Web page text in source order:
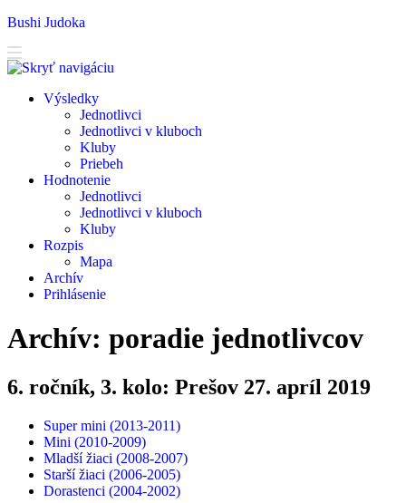
Bushi Judoka
Výsledky
Jednotlivci
Jednotlivci v kluboch
Kluby
Priebeh
Hodnotenie
Jednotlivci
Jednotlivci v kluboch
Kluby
Rozpis
Mapa
Archív
Prihlásenie
Archív: poradie jednotlivcov
6. ročník, 3. kolo: Prešov 27. apríl 2019
Super mini (2013-2011)
Mini (2010-2009)
Mladší žiaci (2008-2007)
Starší žiaci (2006-2005)
Dorastenci (2004-2002)